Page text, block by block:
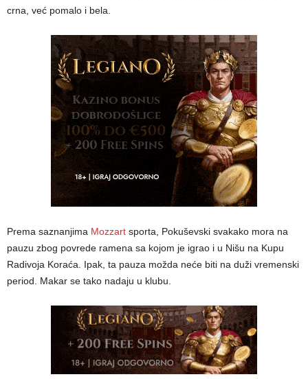
crna, već pomalo i bela.
Prema saznanjima Mozzart sporta, Pokuševski svakako mora na
pauzu zbog povrede ramena sa kojom je igrao i u Nišu na Kupu
Radivoja Koraća. Ipak, ta pauza možda neće biti na duži vremenski
period. Makar se tako nadaju u klubu.